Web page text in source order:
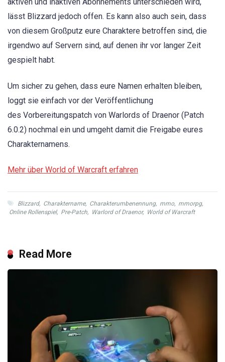
lässt Blizzard jedoch offen. Es kann also auch sein, dass
von diesem Großputz eure Charaktere betroffen sind, die
irgendwo auf Servern sind, auf denen ihr vor langer Zeit
gespielt habt.
Um sicher zu gehen, dass eure Namen erhalten bleiben,
loggt sie einfach vor der Veröffentlichung
des Vorbereitungspatch von Warlords of Draenor (Patch
6.0.2) nochmal ein und umgeht damit die Freigabe eures
Charakternamens.
Mehr über World of Warcraft erfahren
Blizzard, Charaktername, Charakterumbenennung, mmo, mmorpg,
Online Rollenspiel, Pre-Patch, Warlord of Draenor, World of Warcraft
Read More